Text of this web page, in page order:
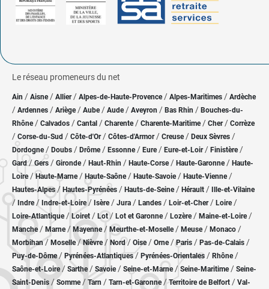
Le réseau promeneurs du net
Ain / Aisne/ Allier/ Alpes-de-Haute-Provence / Alpes-Maritimes / Ardèche
/ Ardennes / Ariège/ Aube/ Aude / Aveyron / Bas Rhin / Bouches-du-
Rhône/ Calvados / Cantal / Charente / Charente-Maritime/ Cher / Corrèze
/ Corse-du-Sud / Côte-d'Or / Côtes-d'Armor/ Creuse/ Deux Sèvres /
Dordogne/ Doubs / Drôme/ Essonne / Eure/ Eure-et-Loir / Finistère/
Gard/Gers / Gironde/ Haut-Rhin / Haute-Corse/ Haute-Garonne/ Haute-
Loire/Haute-Marne/ Haute-Saône/ Haute-Savoie/ Haute-Vienne/
Hautes-Alpes/ Hautes-Pyrénées / Hauts-de-Seine/ Hérault / Ille-et-Vilaine
/ Indre/ Indre-et-Loire/ Isère/ Jura / Landes / Loir-et-Cher/ Loire/
Loire-Atlantique/ Loiret / Lot/ Lot et Garonne/ Lozère / Maine-et-Loire/
Manche/ Marne/ Mayenne/ Meurthe-et-Moselle/ Meuse/ Monaco /
Morbihan/ Moselle/ Nièvre / Nord/ Oise / Orne/Paris / Pas-de-Calais /
Puy-de-Dôme/ Pyrénées-Atlantiques / Pyrénées-Orientales / Rhône/
Saône-et-Loire/ Sarthe/ Savoie/ Seine-et-Marne/ Seine-Maritime/ Seine-
Saint-Denis /Somme/ Tarn / Tarn-et-Garonne/Territoire de Belfort / Val-